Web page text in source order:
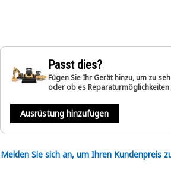
Passt dies?
Fügen Sie Ihr Gerät hinzu, um zu
oder ob es
Ausrüstung hinzufügen
Melden Sie sich an, um Ihren Kundenpreis